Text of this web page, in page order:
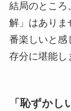
結局のところ
解」はありま
番楽しいと感
存分に堪能し
「恥ずか